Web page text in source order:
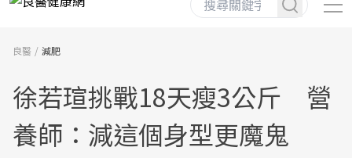
良醫 減肥
徐若瑄挑戰18天瘦3公斤 營
養師：減這個身型更魔鬼